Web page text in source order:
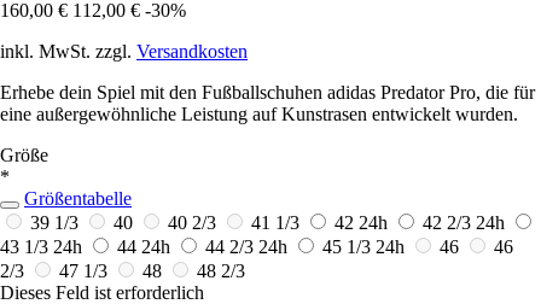
160,00 € 112,00 € -30%
inkl. MwSt. zzgl. Versandkosten
Erhebe dein Spiel mit den Fußballschuhen adidas Predator Pro, die für
eine außergewöhnliche Leistung auf Kunstrasen entwickelt wurden.
Größe
*
Größentabelle
39 1/3
40 40 2/3 41 1/3 42 24h 42 2/3 24h
43 1/3 24h 44 24h 44 2/3 24h 45 1/3 24h 46
46
2/3
47 1/3 48
48 2/3
Dieses Feld ist erforderlich